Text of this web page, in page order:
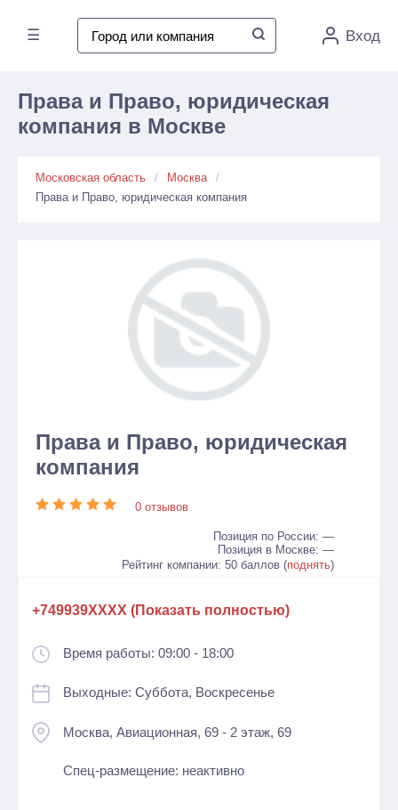
☰ Вход
Права и Право, юридическая
компания в Москве
Московская область
Москва
Права и Право, юридическая компания
Права и Право, юридическая
компания
0 отзывов
Позиция по России: —
Позиция в Москве: —
Рейтинг компании: 50 баллов (поднять)
+749939XXXX (Показать полностью)
Время работы: 09:00 - 18:00
Выходные: Суббота, Воскресенье
Москва, Авиационная, 69 - 2 этаж, 69
Спец-размещение: неактивно